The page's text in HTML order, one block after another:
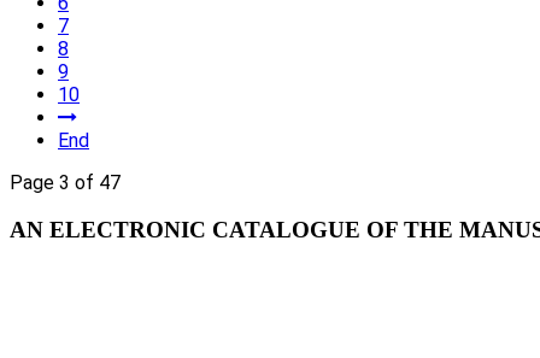
7
8
9
10
End
Page 3 of 47
AN ELECTRONIC CATALOGUE OF THE